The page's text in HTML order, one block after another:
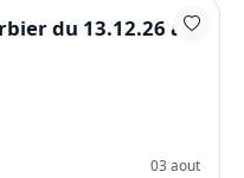
du 13.12.26 au
03 aout